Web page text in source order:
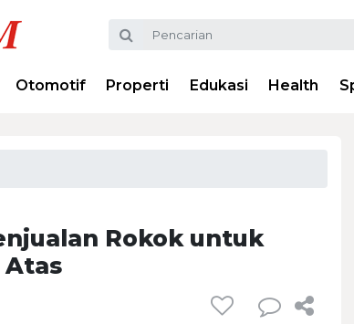
Otomotif Properti Edukasi Health
Rokok untuk
Atas